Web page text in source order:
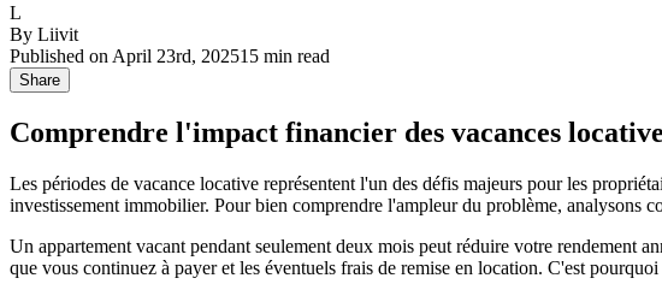
L
By Liivit
Published on April 23rd, 202515 min read
Share
Comprendre l'impact financier des vacances
Les périodes de vacance locative représentent l'un des défis majeurs pour les
investissement immobilier. Pour bien comprendre l'ampleur du problème, analysons
Un appartement vacant pendant seulement deux mois peut réduire votre rendement
que vous continuez à payer et les éventuels frais de remise en location. C'est